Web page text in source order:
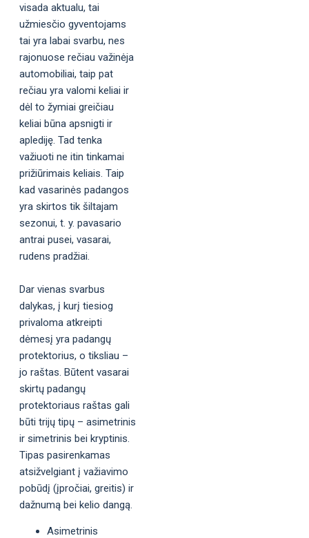
visada aktualu, tai
užmiesčio gyventojams
tai yra labai svarbu, nes
rajonuose rečiau važinėja
automobiliai, taip pat
rečiau yra valomi keliai ir
dėl to žymiai greičiau
keliai būna apsnigti ir
aplediję. Tad tenka
važiuoti ne itin tinkamai
prižiūrimais keliais. Taip
kad vasarinės padangos
yra skirtos tik šiltajam
sezonui, t. y. pavasario
antrai pusei, vasarai,
rudens pradžiai.
Dar vienas svarbus
dalykas, į kurį tiesiog
privaloma atkreipti
dėmesį yra padangų
protektorius, o tiksliau –
jo raštas. Būtent vasarai
skirtų padangų
protektoriaus raštas gali
būti trijų tipų – asimetrinis
ir simetrinis bei kryptinis.
Tipas pasirenkamas
atsižvelgiant į važiavimo
pobūdį (įpročiai, greitis) ir
dažnumą bei kelio dangą.
Asimetrinis